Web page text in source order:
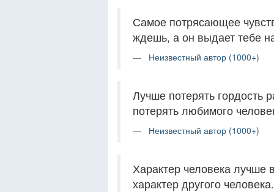
Самое потрясающее
ждешь, а он выдает тебе
Неизвестный автор (1000+)
Лучше потерять гордость
потерять любимого
Неизвестный автор (1000+)
Характер человека лучше
характер другого человека.